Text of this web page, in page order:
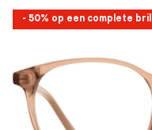
- 50% op een complete bril